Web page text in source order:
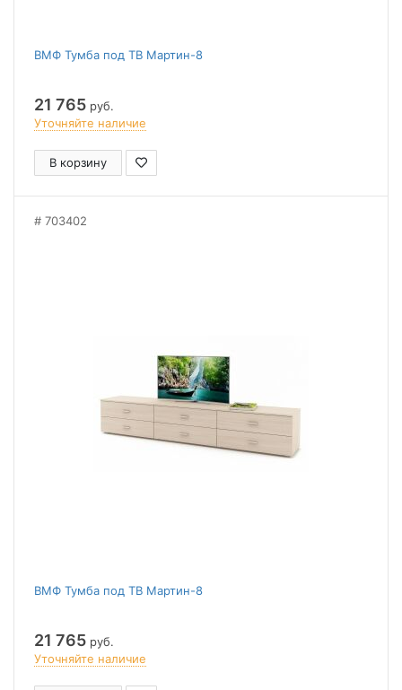
ВМФ Тумба под ТВ Мартин-8
21 765 руб.
Уточняйте наличие
В корзину
703402
ВМФ Тумба под ТВ Мартин-8
21 765 руб.
Уточняйте наличие